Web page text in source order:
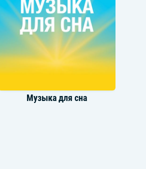
Музыка для сна